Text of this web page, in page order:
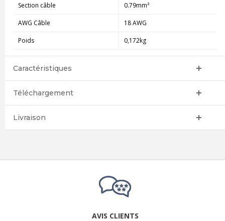
Section câble 0.79mm²
AWG Câble 18 AWG
Poids 0,172kg
Caractéristiques
Téléchargement
Livraison
AVIS CLIENTS